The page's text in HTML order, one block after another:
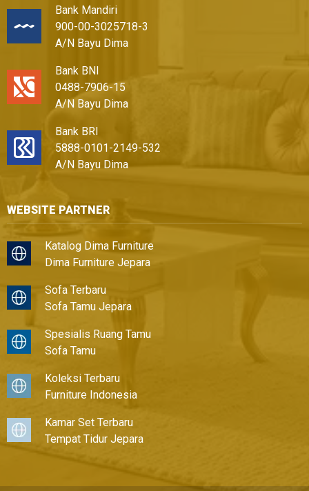
Bank Mandiri
900-00-3025718-3
A/N Bayu Dima
Bank BNI
0488-7906-15
A/N Bayu Dima
Bank BRI
5888-0101-2149-532
A/N Bayu Dima
WEBSITE PARTNER
Katalog Dima Furniture
Dima Furniture Jepara
Sofa Terbaru
Sofa Tamu Jepara
Spesialis Ruang Tamu
Sofa Tamu
Koleksi Terbaru
Furniture Indonesia
Kamar Set Terbaru
Tempat Tidur Jepara